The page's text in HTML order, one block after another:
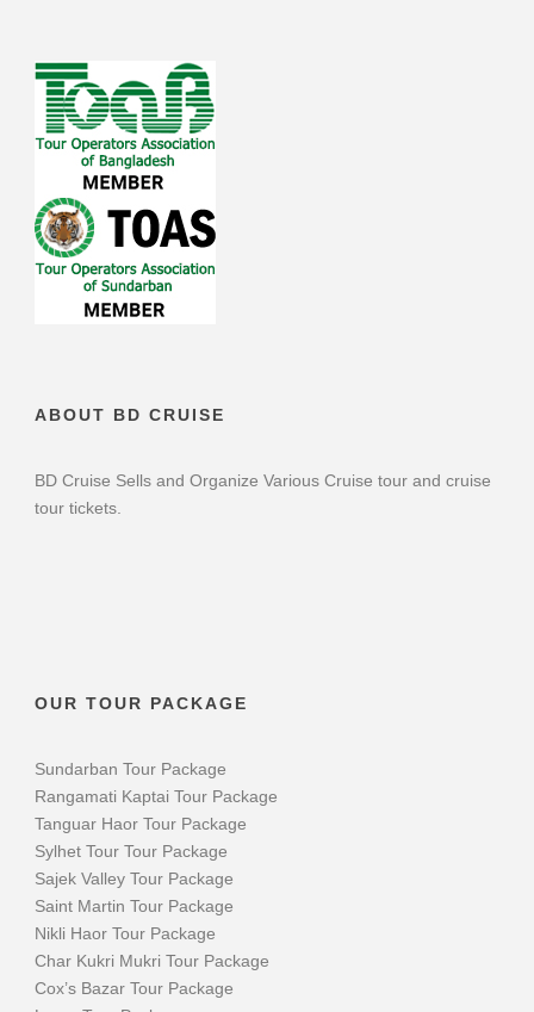
ABOUT BD CRUISE
BD Cruise Sells and Organize Various Cruise tour and cruise
tour tickets.
OUR TOUR PACKAGE
Sundarban Tour Package
Rangamati Kaptai Tour Package
Tanguar Haor Tour Package
Sylhet Tour Tour Package
Sajek Valley Tour Package
Saint Martin Tour Package
Nikli Haor Tour Package
Char Kukri Mukri Tour Package
Cox’s Bazar Tour Package